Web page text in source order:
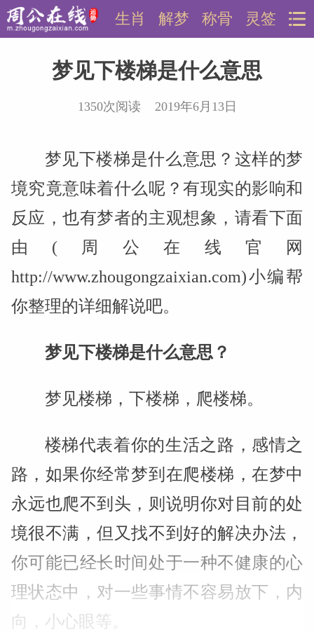
灵签
称骨
解梦
生肖
梦见下楼梯是什么意思
1350次阅读 2019年6月13日
梦见下楼梯是什么意思？这样的梦
境究竟意味着什么呢？有现实的影响和
反应，也有梦者的主观想象，请看下面
由(周公在线官网
http://www.zhougongzaixian.com)小编帮
你整理的详细解说吧。
梦见下楼梯是什么意思？
梦见楼梯，下楼梯，爬楼梯。
楼梯代表着你的生活之路，感情之
路，如果你经常梦到在爬楼梯，在梦中
永远也爬不到头，则说明你对目前的处
境很不满，但又找不到好的解决办法，
你可能已经长时间处于一种不健康的心
理状态中，对一些事情不容易放下，内
向，小心眼等。